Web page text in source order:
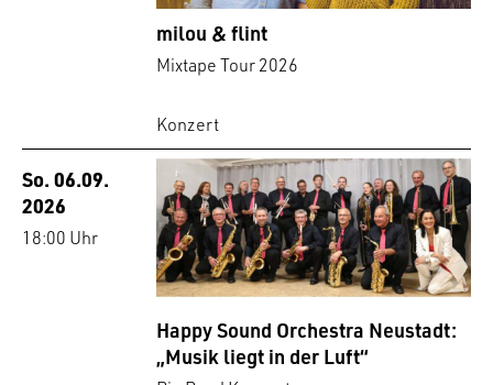
milou & flint
Mixtape Tour 2026
Konzert
So. 06.09.
2026
18:00 Uhr
Happy Sound Orchestra Neustadt:
„Musik liegt in der Luft“